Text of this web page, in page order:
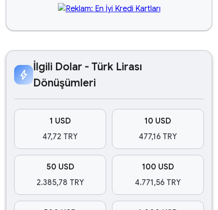
bolt
İlgili Dolar - Türk Lirası
Dönüşümleri
1 USD
47,72 TRY
10 USD
477,16 TRY
50 USD
2.385,78 TRY
100 USD
4.771,56 TRY